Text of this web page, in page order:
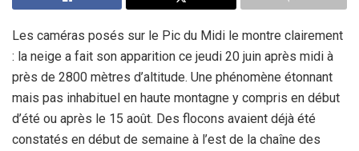
Les caméras posés sur le Pic du Midi le montre clairement
: la neige a fait son apparition ce jeudi 20 juin après midi à
près de 2800 mètres d’altitude. Une phénomène étonnant
mais pas inhabituel en haute montagne y compris en début
d’été ou après le 15 août. Des flocons avaient déjà été
constatés en début de semaine à l’est de la chaîne des